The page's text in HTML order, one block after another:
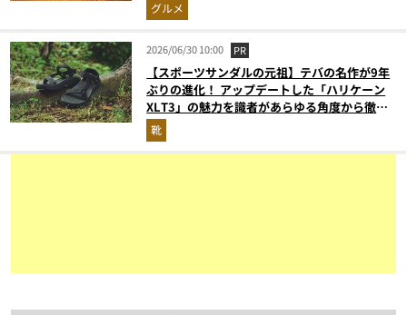
グルメ
2026/06/30 10:00 PR
【スポーツサンダルの元祖】テバの名作が9年
ぶりの進化！ アップデートした「ハリケーン
XLT3」の魅力を識者があらゆる角度から徹底
解説！
靴